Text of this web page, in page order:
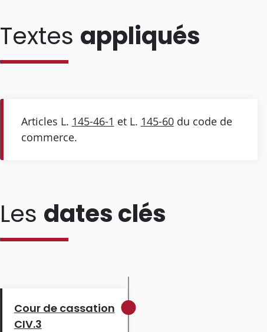
Textes appliqués
Articles L. 145-46-1 et L. 145-60du code de
commerce.
Les dates clés
Cour de cassation
CIV.3